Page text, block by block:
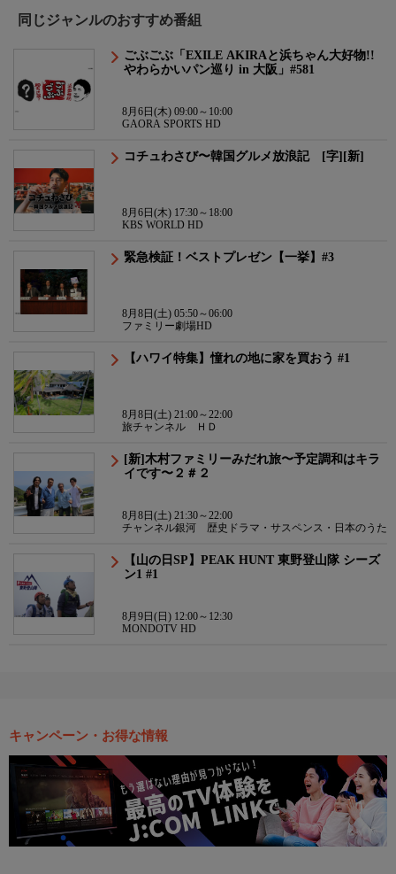
同じジャンルのおすすめ番組
ごぶごぶ「EXILE AKIRAと浜ちゃん大好物!!
やわらかいパン巡り in 大阪」#581
8月6日(木) 09:00～10:00
GAORA SPORTS HD
コチュわさび〜韓国グルメ放浪記 [字][新]
8月6日(木) 17:30～18:00
KBS WORLD HD
緊急検証！ベストプレゼン【一挙】#3
8月8日(土) 05:50～06:00
ファミリー劇場HD
【ハワイ特集】憧れの地に家を買おう #1
8月8日(土) 21:00～22:00
旅チャンネル ＨＤ
[新]木村ファミリーみだれ旅〜予定調和はキラ
イです〜２＃２
8月8日(土) 21:30～22:00
チャンネル銀河 歴史ドラマ・サスペンス・日本のうた
【山の日SP】PEAK HUNT 東野登山隊 シーズ
ン1 #1
8月9日(日) 12:00～12:30
MONDOTV HD
キャンペーン・お得な情報